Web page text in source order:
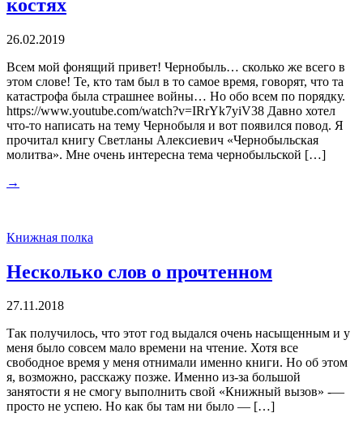
костях
26.02.2019
Всем мой фонящий привет! Чернобыль… сколько же всего в
этом слове! Те, кто там был в то самое время, говорят, что та
катастрофа была страшнее войны… Но обо всем по порядку.
https://www.youtube.com/watch?v=IRrYk7yiV38 Давно хотел
что-то написать на тему Чернобыля и вот появился повод. Я
прочитал книгу Светланы Алексиевич «Чернобыльская
молитва». Мне очень интересна тема чернобыльской […]
→
Книжная полка
Несколько слов о прочтенном
27.11.2018
Так получилось, что этот год выдался очень насыщенным и у
меня было совсем мало времени на чтение. Хотя все
свободное время у меня отнимали именно книги. Но об этом
я, возможно, расскажу позже. Именно из-за большой
занятости я не смогу выполнить свой «Книжный вызов» -—
просто не успею. Но как бы там ни было — […]